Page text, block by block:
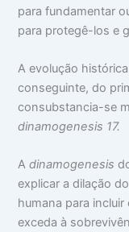
para fundamentar
para protegê-los e
A evolução
conseguinte, do
consubstancia-se
dinamogenesis 17.
Adinamogenesis
explicar a dilação
humana para
exceda à